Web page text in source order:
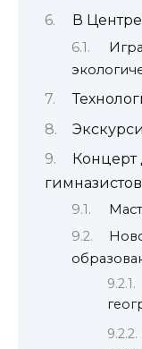
В
Концерт
гимназистов